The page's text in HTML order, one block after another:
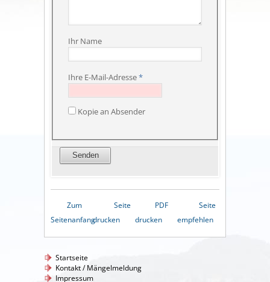
Ihr Name
Ihre E-Mail-Adresse*
Kopie an Absender
Zum
Seitenanfang
Seite
drucken
PDF
drucken
Seite
empfehlen
Startseite
Kontakt / Mängelmeldung
Impressum